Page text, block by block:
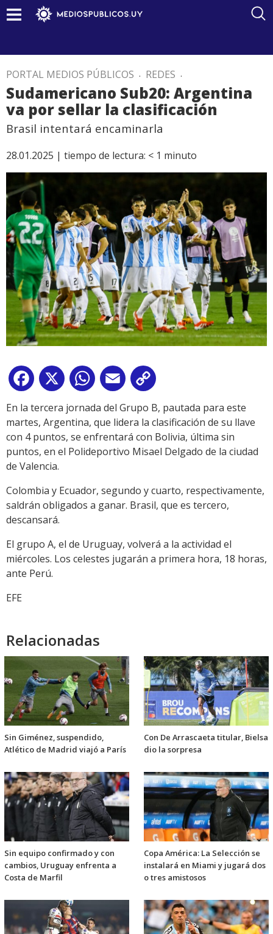
PORTAL MEDIOS PÚBLICOS . REDES .
Sudamericano Sub20: Argentina
va por sellar la clasificación
Brasil intentará encaminarla
28.01.2025 | tiempo de lectura: < 1 minuto
Facebook
X WhatsApp
Email
Link
En la tercera jornada del Grupo B, pautada para este
martes, Argentina, que lidera la clasificación de su llave
con 4 puntos, se enfrentará con Bolivia, última sin
puntos, en el Polideportivo Misael Delgado de la ciudad
de Valencia.
Colombia y Ecuador, segundo y cuarto, respectivamente,
saldrán obligados a ganar. Brasil, que es tercero,
descansará.
El grupo A, el de Uruguay, volverá a la actividad el
miércoles. Los celestes jugarán a primera hora, 18 horas,
ante Perú.
EFE
Relacionadas
Sin Giménez, suspendido,
Atlético de Madrid viajó a París
Con De Arrascaeta titular, Bielsa
dio la sorpresa
Sin equipo confirmado y con
cambios, Uruguay enfrenta a
Costa de Marfil
Copa América: La Selección se
instalará en Miami y jugará dos
o tres amistosos